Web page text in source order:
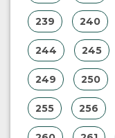
239 240
244 245
249 250
255 256